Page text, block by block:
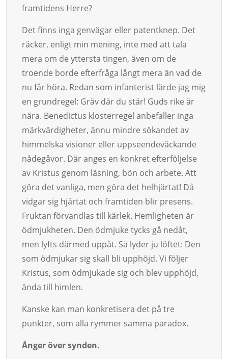
framtidens Herre?
Det finns inga genvägar eller patentknep. Det
räcker, enligt min mening, inte med att tala
mera om de yttersta tingen, även om de
troende borde efterfråga långt mera än vad de
nu får höra. Redan som infanterist lärde jag mig
en grundregel: Gräv där du står! Guds rike är
nära. Benedictus klosterregel anbefaller inga
märkvärdigheter, ännu mindre sökandet av
himmelska visioner eller uppseendeväckande
nådegåvor. Där anges en konkret efterföljelse
av Kristus genom läsning, bön och arbete. Att
göra det vanliga, men göra det helhjärtat! Då
vidgar sig hjärtat och framtiden blir presens.
Fruktan förvandlas till kärlek. Hemligheten är
ödmjukheten. Den ödmjuke tycks gå nedåt,
men lyfts därmed uppåt. Så lyder ju löftet: Den
som ödmjukar sig skall bli upphöjd. Vi följer
Kristus, som ödmjukade sig och blev upphöjd,
ända till himlen.
Kanske kan man konkretisera det på tre
punkter, som alla rymmer samma paradox.
Ånger över synden.